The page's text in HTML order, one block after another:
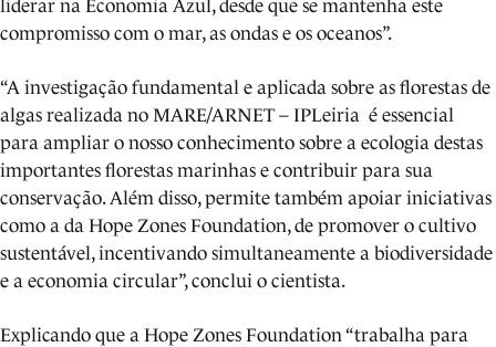
liderar na Economia Azul, desde que se mantenha este
compromisso com o mar, as ondas e os oceanos”.
“A investigação fundamental e aplicada sobre as florestas de
algas realizada no MARE/ARNET – IPLeiria é essencial
para ampliar o nosso conhecimento sobre a ecologia destas
importantes florestas marinhas e contribuir para sua
conservação. Além disso, permite também apoiar iniciativas
como a da Hope Zones Foundation, de promover o cultivo
sustentável, incentivando simultaneamente a biodiversidade
e a economia circular”, conclui o cientista.
Explicando que a Hope Zones Foundation “trabalha para